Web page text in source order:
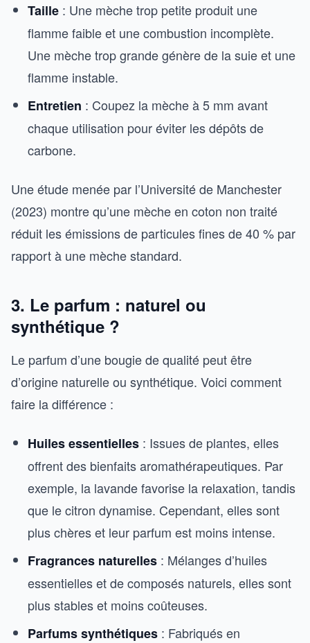
Taille : Une mèche trop petite produit une
flamme faible et une combustion incomplète.
Une mèche trop grande génère de la suie et une
flamme instable.
Entretien : Coupez la mèche à 5 mm avant
chaque utilisation pour éviter les dépôts de
carbone.
Une étude menée par l’Université de Manchester
(2023) montre qu’une mèche en coton non traité
réduit les émissions de particules fines de 40 % par
rapport à une mèche standard.
3. Le parfum : naturel ou
synthétique ?
Le parfum d’une bougie de qualité peut être
d’origine naturelle ou synthétique. Voici comment
faire la différence :
Huiles essentielles : Issues de plantes, elles
offrent des bienfaits aromathérapeutiques. Par
exemple, la lavande favorise la relaxation, tandis
que le citron dynamise. Cependant, elles sont
plus chères et leur parfum est moins intense.
Fragrances naturelles : Mélanges d’huiles
essentielles et de composés naturels, elles sont
plus stables et moins coûteuses.
Parfums synthétiques : Fabriqués en